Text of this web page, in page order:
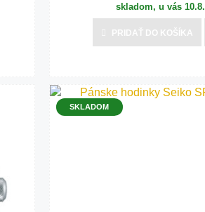
skladom, u vás 10.8.
PRIDAŤ DO KOŠÍKA
SKLADOM